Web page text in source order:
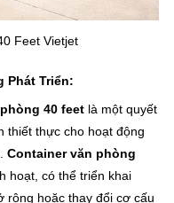
Feet Vietjet
Phát Triển:
40 feet là một quyết
thiết thực cho hoạt động
.Container văn phòng
hoạt, có thể triển khai
rộng hoặc thay đổi cơ cấu